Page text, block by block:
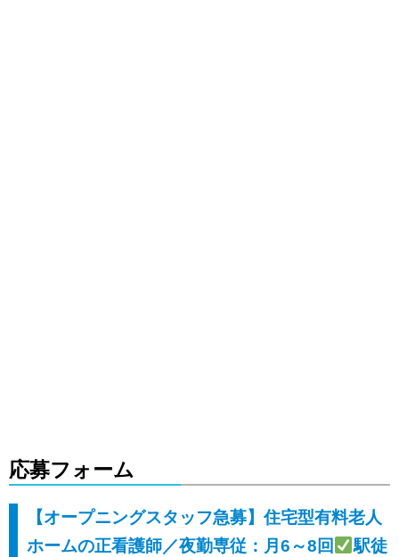
応募フォーム
【オープニングスタッフ急募】住宅型有料老人
ホームの正看護師／夜勤専従：月6～8回
駅徒